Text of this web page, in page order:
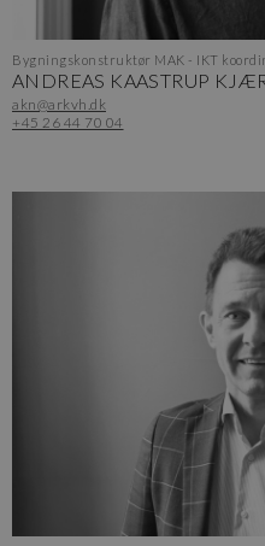
Bygningskonstruktør MAK - IKT
ANDREAS KAASTRUP
akn@arkvh.dk
+45 26 44 70 04